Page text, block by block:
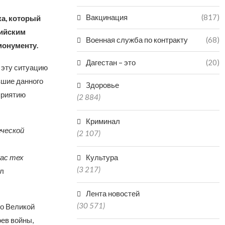
который
ситуацию
данного
тех
Великой
войны,
Вакцинация (817)
Военная служба по контракту (68)
Дагестан – это (20)
Здоровье
(2 884)
Криминал
(2 107)
Культура
(3 217)
Лента новостей
(30 571)